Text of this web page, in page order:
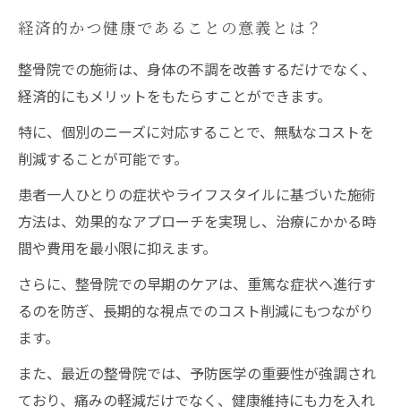
経済的かつ健康であることの意義とは？
整骨院での施術は、身体の不調を改善するだけでなく、
経済的にもメリットをもたらすことができます。
特に、個別のニーズに対応することで、無駄なコストを
削減することが可能です。
患者一人ひとりの症状やライフスタイルに基づいた施術
方法は、効果的なアプローチを実現し、治療にかかる時
間や費用を最小限に抑えます。
さらに、整骨院での早期のケアは、重篤な症状へ進行す
るのを防ぎ、長期的な視点でのコスト削減にもつながり
ます。
また、最近の整骨院では、予防医学の重要性が強調され
ており、痛みの軽減だけでなく、健康維持にも力を入れ